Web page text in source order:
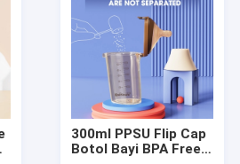
300ml PPSU Flip Cap
Botol Bayi BPA Free